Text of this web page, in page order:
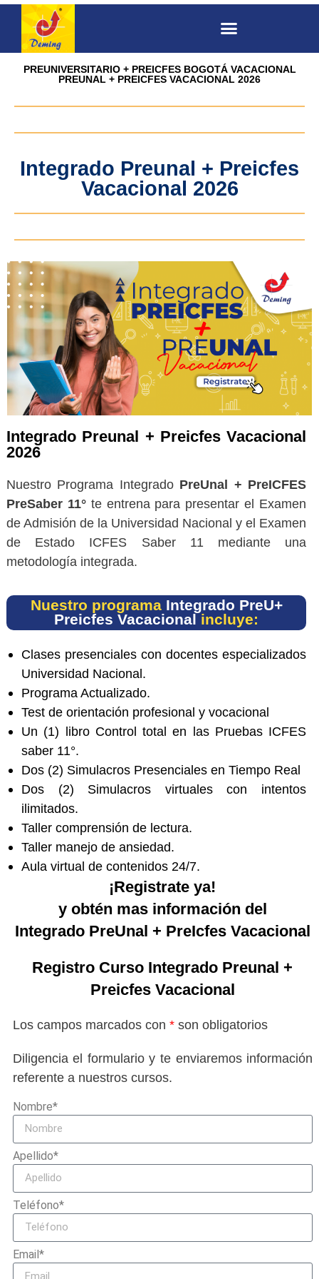
PREUNIVERSITARIO + PREICFES BOGOTÁ VACACIONAL
PREUNAL + PREICFES VACACIONAL 2026
Integrado Preunal + Preicfes
Vacacional 2026
Integrado Preunal + Preicfes Vacacional
2026
Nuestro Programa Integrado PreUnal + PreICFES
PreSaber 11°te entrena para presentar el Examen
de Admisión de la Universidad Nacional y el Examen
de Estado ICFES Saber 11 mediante una
metodología integrada.
Nuestro programa Integrado PreU+
Preicfes Vacacional incluye:
Clases presenciales con docentes especializados
Universidad Nacional.
Programa Actualizado.
Test de orientación profesional y vocacional
Un (1) libro Control total en las Pruebas ICFES
saber 11°.
Dos (2) Simulacros Presenciales en Tiempo Real
Dos (2) Simulacros virtuales con intentos
ilimitados.
Taller comprensión de lectura.
Taller manejo de ansiedad.
Aula virtual de contenidos 24/7.
¡Registrate ya!
y obtén mas información del
Integrado PreUnal + PreIcfes Vacacional
Registro Curso Integrado Preunal +
Preicfes Vacacional
Los campos marcados con *son obligatorios
Diligencia el formulario y te enviaremos información
referente a nuestros cursos.
Nombre*
Apellido*
Teléfono*
Email*